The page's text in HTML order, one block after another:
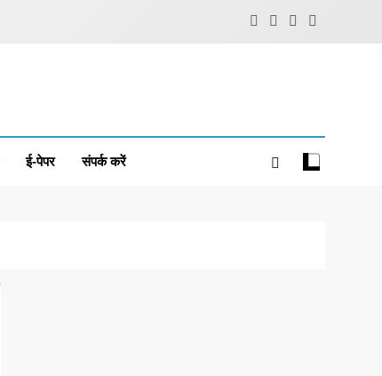
ई-पेपर संपर्क करें